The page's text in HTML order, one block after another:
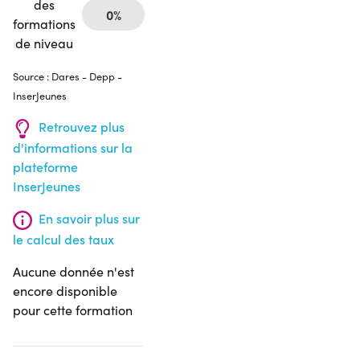
des
formations
de niveau
0%
Source : Dares - Depp -
InserJeunes
Retrouvez plus
d'informations sur la
plateforme
InserJeunes
En savoir plus sur
le calcul des taux
Aucune donnée n'est
encore disponible
pour cette formation